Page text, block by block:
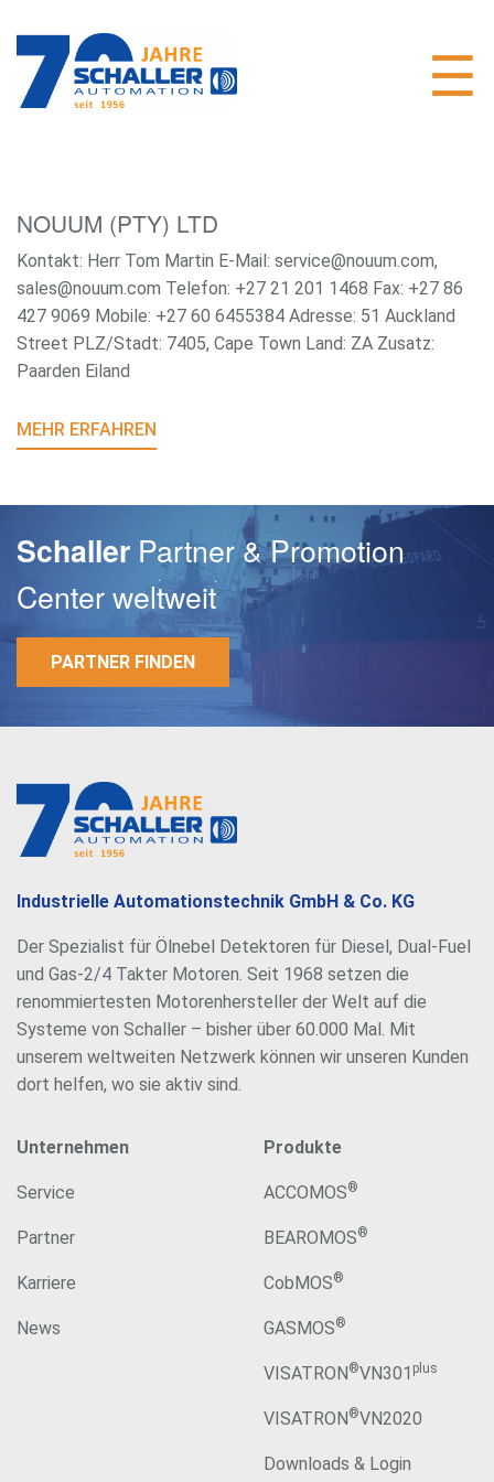
Passwort
NOUUM (PTY) LTD
Kontakt: Herr Tom Martin E-Mail: service@nouum.com,
sales@nouum.com Telefon: +27 21 201 1468 Fax: +27 86
427 9069 Mobile: +27 60 6455384 Adresse: 51 Auckland
Street PLZ/Stadt: 7405, Cape Town Land: ZA Zusatz:
Paarden Eiland
MEHR ERFAHREN
Schaller Partner & Promotion
Center weltweit
PARTNER FINDEN
Industrielle Automationstechnik GmbH & Co. KG
Der Spezialist für Ölnebel Detektoren für Diesel, Dual-Fuel
und Gas-2/4 Takter Motoren. Seit 1968 setzen die
renommiertesten Motorenhersteller der Welt auf die
Systeme von Schaller – bisher über 60.000 Mal. Mit
unserem weltweiten Netzwerk können wir unseren Kunden
dort helfen, wo sie aktiv sind.
Unternehmen
Service
Partner
Karriere
News
Produkte
ACCOMOS®
BEAROMOS®
CobMOS®
GASMOS®
VISATRON®VN301 plus
VISATRON®VN2020
Downloads & Login